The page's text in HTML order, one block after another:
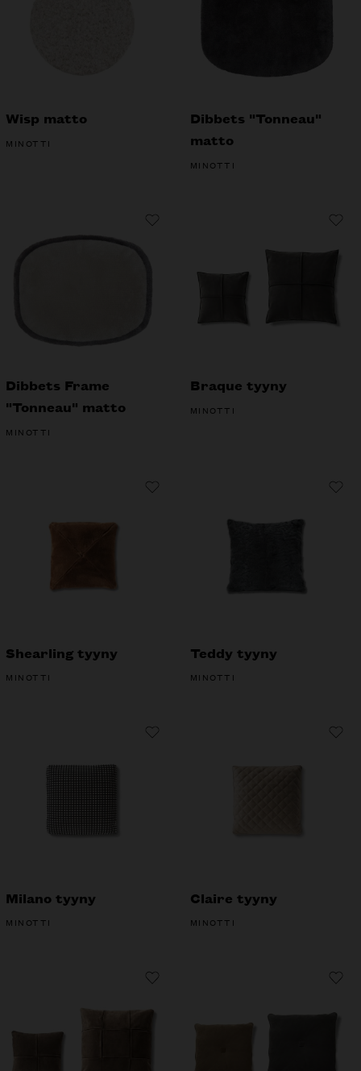
Wisp matto
MINOTTI
Dibbets "Tonneau"
matto
MINOTTI
Dibbets Frame
"Tonneau" matto
MINOTTI
Braque tyyny
MINOTTI
Shearling tyyny
MINOTTI
Teddy tyyny
MINOTTI
Milano tyyny
MINOTTI
Claire tyyny
MINOTTI